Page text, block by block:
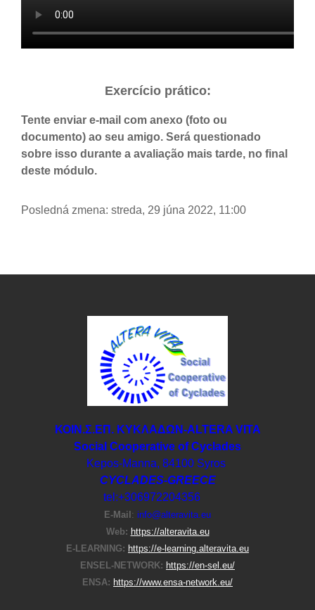
Exercício prático:
Tente enviar e-mail com anexo (foto ou
documento) ao seu amigo. Será questionado
sobre isso durante a avaliação mais tarde, no final
deste módulo.
Posledná zmena: streda, 29 júna 2022, 11:00
ΚΟΙΝ.Σ.ΕΠ. ΚΥΚΛΑΔΩΝ-ΑLTERA VITA
Social Cooperative of Cyclades
Kepos-Manna, 84100 Syros
CYCLADES-GREECE
tel:+306972204356
E-Μail : info@alteravita.eu
Web: https://alteravita.eu
E-LEARNING: https://e-learning.alteravita.eu
ENSEL-NETWORK: https://en-sel.eu/
ENSA: https://www.ensa-network.eu/